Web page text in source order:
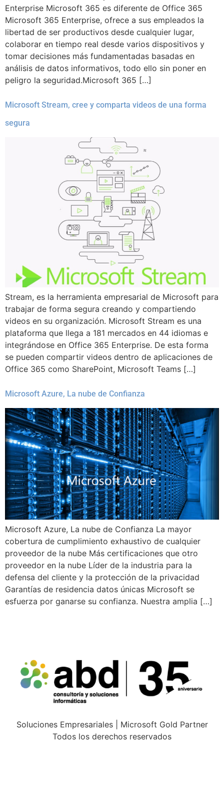
Enterprise Microsoft 365 es diferente de Office 365
Microsoft 365 Enterprise, ofrece a sus empleados la
libertad de ser productivos desde cualquier lugar,
colaborar en tiempo real desde varios dispositivos y
tomar decisiones más fundamentadas basadas en
análisis de datos informativos, todo ello sin poner en
peligro la seguridad.Microsoft 365 […]
Microsoft Stream, cree y comparta videos de una forma
segura
Stream, es la herramienta empresarial de Microsoft para
trabajar de forma segura creando y compartiendo
videos en su organización. Microsoft Stream es una
plataforma que llega a 181 mercados en 44 idiomas e
integrándose en Office 365 Enterprise. De esta forma
se pueden compartir videos dentro de aplicaciones de
Office 365 como SharePoint, Microsoft Teams […]
Microsoft Azure, La nube de Confianza
Microsoft Azure, La nube de Confianza La mayor
cobertura de cumplimiento exhaustivo de cualquier
proveedor de la nube Más certificaciones que otro
proveedor en la nube Líder de la industria para la
defensa del cliente y la protección de la privacidad
Garantías de residencia datos únicas Microsoft se
esfuerza por ganarse su confianza. Nuestra amplia […]
Soluciones Empresariales | Microsoft Gold Partner
Todos los derechos reservados